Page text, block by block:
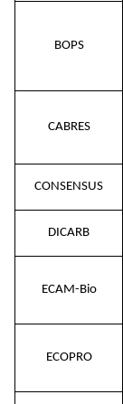
BOPS
CABRES
CONSENSUS
DICARB
ECAM-Bio
ECOPRO